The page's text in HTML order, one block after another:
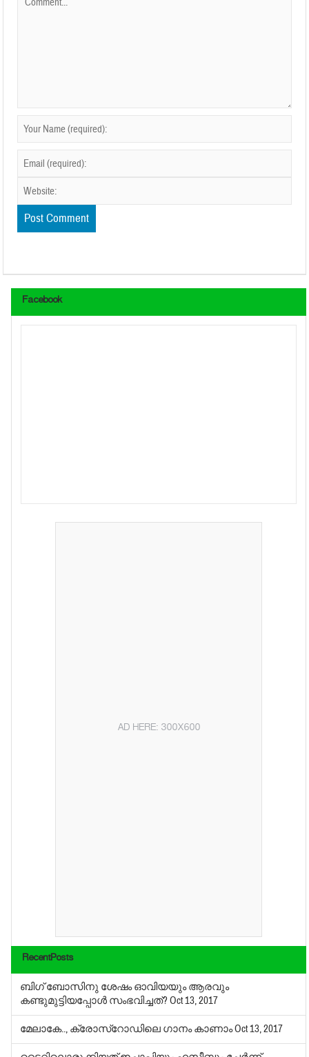
Facebook
AD HERE: 300X600
RecentPosts
ബിഗ് ബോസിനു ശേഷം ഓവിയയും ആരവും
കണ്ടുമുട്ടിയപ്പോള്‍ സംഭവിച്ചത്?Oct 13, 2017
മേലാകേ.., ക്രോസ്‌റോഡിലെ ഗാനം കാണാംOct 13, 2017